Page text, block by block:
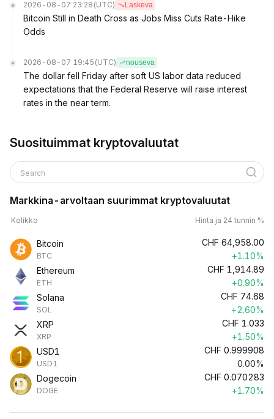
2026-08-07 23:28 (UTC) Laskeva
Bitcoin Still in Death Cross as Jobs Miss Cuts Rate-Hike
Odds
2026-08-07 19:45 (UTC) nouseva
The dollar fell Friday after soft US labor data reduced
expectations that the Federal Reserve will raise interest
rates in the near term.
Suosituimmat kryptovaluutat
Search
Markkina-arvoltaan suurimmat kryptovaluutat
Kolikko Hinta ja 24 tunnin %
Bitcoin
BTC
CHF 64,958.00
+1.10%
Ethereum
ETH
CHF 1,914.89
+0.90%
Solana
SOL
CHF 74.68
+2.60%
XRP
XRP
CHF 1.033
+1.50%
USD1
USD1
CHF 0.999908
0.00%
Dogecoin
DOGE
CHF 0.070283
+1.70%